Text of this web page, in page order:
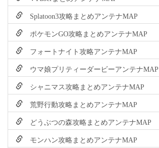
Splatoon3攻略まとめアンテナMAP
ポケモンGO攻略まとめアンテナMAP
フォートナイト攻略アンテナMAP
ウマ娘プリティーダービーアンテナMAP
シャニマス攻略まとめアンテナMAP
荒野行動攻略まとめアンテナMAP
どうぶつの森攻略まとめアンテナMAP
モンハン攻略まとめアンテナMAP